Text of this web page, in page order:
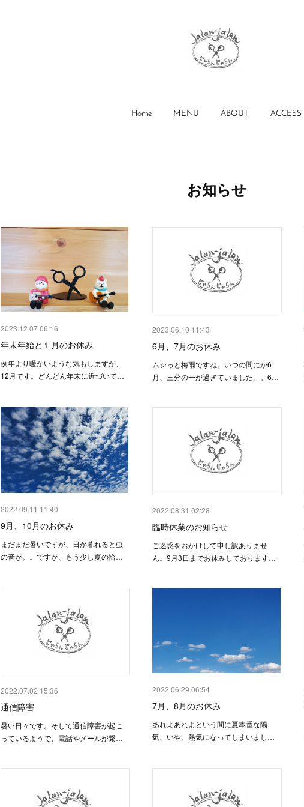
Home MENU ABOUT ACCESS
お知らせ
2023.12.07 06:16
年末年始と１月のお休み
例年より暖かいような気もしますが、
12月です。どんどん年末に近づいて…
2023.06.10 11:43
6月、7月のお休み
ムシっと梅雨ですね。いつの間にか6
月、三分の一が過ぎていました。。6…
2022.09.11 11:40
9月、10月のお休み
まだまだ暑いですが、日が暮れると虫
の音が。。ですが、もう少し夏の恰…
2022.08.31 02:28
臨時休業のお知らせ
ご迷惑をおかけして申し訳ありませ
ん。9月3日までお休みしております…
2022.07.02 15:36
通信障害
暑い日々です。そして通信障害が起こ
っているようで、電話やメールが繋…
2022.06.29 06:54
7月、8月のお休み
あれよあれよという間に夏本番な陽
気、いや、熱気になってしまいまし…